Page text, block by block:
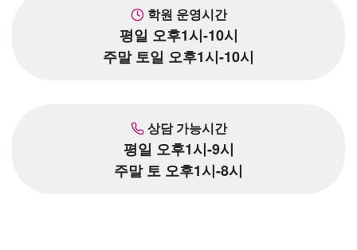
학원 운영시간
평일 오후1시-10시
주말 토일 오후1시-10시
상담 가능시간
평일 오후1시-9시
주말 토 오후1시-8시